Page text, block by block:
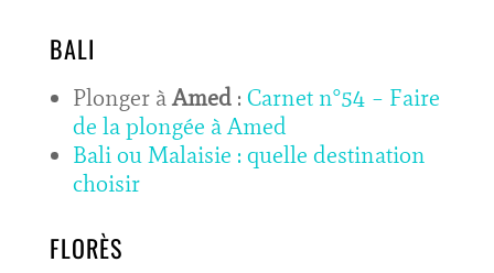
BALI
Plonger àAmed: Carnet n°54 – Faire
de la plongée à Amed
Bali ou Malaisie : quelle destination
choisir
FLORÈS